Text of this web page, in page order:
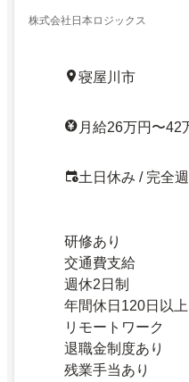
株式会社日本ロジックス
寝屋川市
月給26万円〜42
土日休み / 完全
研修あり
交通費支給
週休2日制
年間休日120日以上
リモートワーク
退職金制度あり
残業手当あり